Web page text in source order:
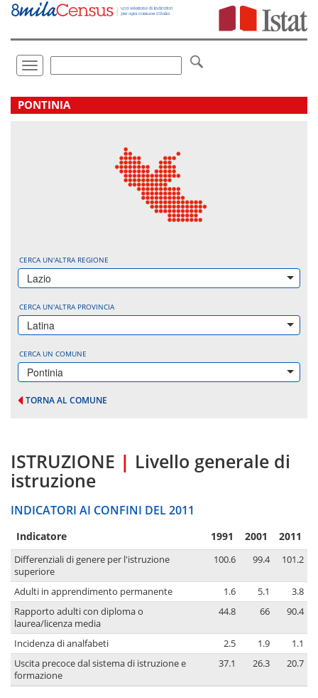
Vai
direttamente
Toggle
navigation
.
PONTINIA
CERCA UN'ALTRA REGIONE
Lazio
CERCA UN'ALTRA PROVINCIA
Latina
CERCA UN COMUNE
Pontinia
TORNA AL COMUNE
ISTRUZIONE | Livello generale di
istruzione
INDICATORI AI CONFINI DEL 2011
Indicatore 1991 2001 2011
Differenziali di genere per l'istruzione
superiore
100.6 99.4 101.2
Adulti in apprendimento permanente 1.6 5.1
3.8
Rapporto adulti con diploma o
laurea/licenza media
44.8 66 90.4
Incidenza di analfabeti 2.5 1.9
1.1
Uscita precoce dal sistema di istruzione e
formazione
37.1 26.3 20.7